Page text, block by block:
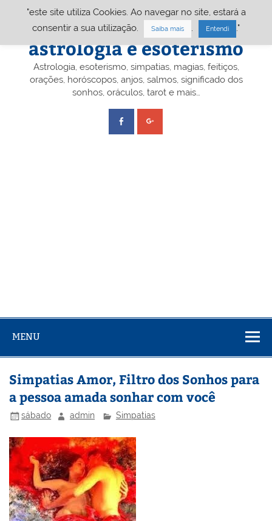
Portal A&E – Portal
astrologia e esoterismo
Astrologia, esoterismo, simpatias, magias, feitiços,
orações, horóscopos, anjos, salmos, significado dos
sonhos, oráculos, tarot e mais…
MENU
Simpatias Amor, Filtro dos Sonhos para
a pessoa amada sonhar com você
sábado admin Simpatias
"este site utiliza Cookies. Ao navegar no site, estará a
consentir a sua utilização.
Saiba mais Entendi ."